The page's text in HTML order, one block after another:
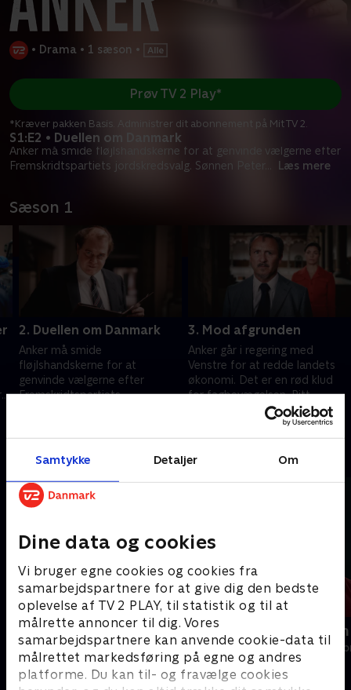
Samtykke Detaljer Om
Dine data og cookies
Vi bruger egne cookies og cookies fra
samarbejdspartnere for at give dig den bedste
oplevelse af TV 2 PLAY, til statistik og til at
målrette annoncer til dig. Vores
samarbejdspartnere kan anvende cookie-data til
målrettet markedsføring på egne og andres
platforme. Du kan til- og fravælge cookies
• Drama • 1 sæson •
S1:E2 • Duellen om Danmark
Anker må smide fløjlshandskerne for at genvinde vælgerne efter
Fremskridtspartiets jordskredsvalg. Sønnen Peter
Læs mere
Prøv TV 2 Play*
*Kræver pakken Basis. Administrer dit abonnement på Mit TV 2.
Sæson 1
2. Duellen om Danmark
Anker må smide
fløjlshandskerne for at
genvinde vælgerne efter
Fremskridtspartiets
store skuffelse.
3. Mod afgrunden
Anker går i regering med
Venstre for at redde landets
økonomi. Det er en rød klud
for fagbevægelsen. Ritt
Bjerregaards ophold på Hotel
Ritz i Paris skaber uro.
14. januar 2024 • 44 min
Andre så også
Stein Bagger og grådighedens
ansigter
Drama • 1 sæsoner
Máxima -
Drama • 1